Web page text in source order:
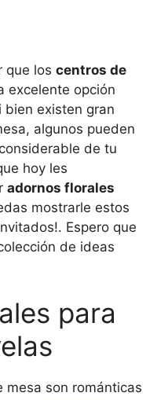
que los centros de
excelente opción
bien existen gran
algunos pueden
de tu
hoy les
adornos florales
mostrarle estos
Espero que
de ideas
para
mesa son románticas